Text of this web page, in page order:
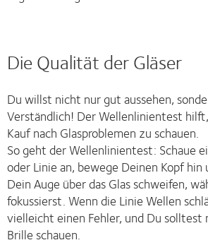
Die Qualität der Gläser
Du willst nicht nur gut aussehen,
Verständlich! Der Wellenlinientest
Kauf nach Glasproblemen zu schauen.
So geht der Wellenlinientest: Schaue
oder Linie an, bewege Deinen Kopf hin
Dein Auge über das Glas schweifen,
fokussierst. Wenn die Linie Wellen
vielleicht einen Fehler, und Du solltest
Brille schauen.